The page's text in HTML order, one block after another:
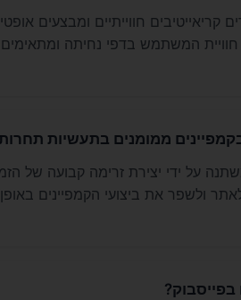
קריאייטיבים חווייתיים ומבצעים
המשתמש בדפי נחיתה
ממומנים בתעשיות
על ידי יצירת זרימה קבועה של
ולשפר את ביצועי הקמפיינים באופן